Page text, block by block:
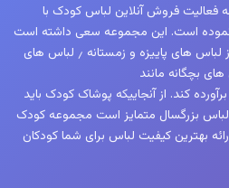
سال ۱۳۹۸ شروع به فعالیت فروش آنلاین لباس کودک با
نموده است. این مجموعه سعی داشته است
تمام نیازهای کودکان شما را اعم از لباس های پاییزه و زمستانه ٫ لباس های
اکسسوری های بچگانه مانند
و … برآورده کند. از آنجاییکه پوشاک کودک باید
لباس بزرگسال متمایز است مجموعه کودک
بهترین کیفیت لباس برای شما کودکان